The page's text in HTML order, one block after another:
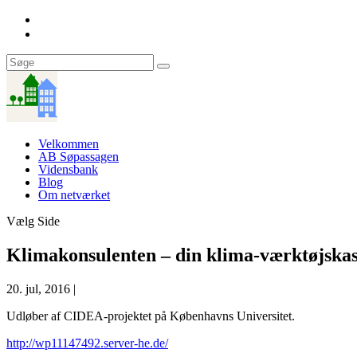
Velkommen
AB Søpassagen
Vidensbank
Blog
Om netværket
Vælg Side
Klimakonsulenten – din klima-
20. jul, 2016 |
Udløber af CIDEA-projektet på Københavns Universitet.
http://wp11147492.server-he.de/